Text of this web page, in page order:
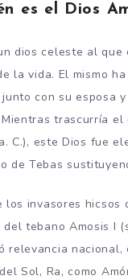
es el Dios
dios celeste al que
la vida. El mismo
con su esposa
trascurría el
C.), este Dios fue
de Tebas
los invasores hicsos
tebano Amosis I
relevancia nacional,
Sol, Ra, como